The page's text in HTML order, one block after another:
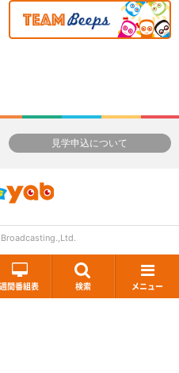
週間番組表 検索 メニュー
見学申込について